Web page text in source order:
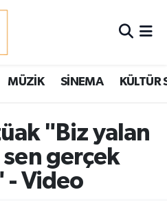
MÜZİK SİNEMA KÜLTÜR
"Biz yalan
gerçek
- Video
ve Fikstür